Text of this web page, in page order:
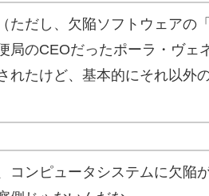
ただし、欠陥ソフトウェアの
局のCEOだったポーラ・ヴェ
れたけど、基本的にそれ以外
コンピュータシステムに欠陥